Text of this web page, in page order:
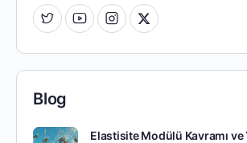
Blog
Elastisite Modülü Kavramı ve